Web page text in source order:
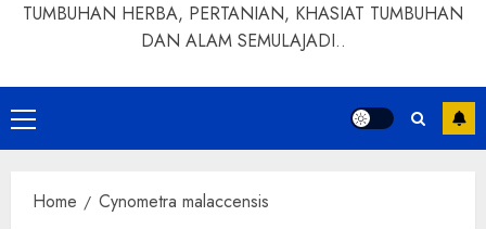
TUMBUHAN HERBA, PERTANIAN, KHASIAT TUMBUHAN
DAN ALAM SEMULAJADI..
Primary
Menu
Home Cynometra malaccensis